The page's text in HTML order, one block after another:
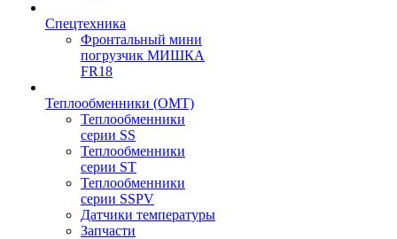
Спецтехника
Фронтальный мини
погрузчик МИШКА
FR18
Теплообменники (OMT)
Теплообменники
серии SS
Теплообменники
серии ST
Теплообменники
серии SSPV
Датчики температуры
Запчасти